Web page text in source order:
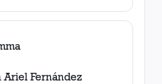
Ariel Fernández